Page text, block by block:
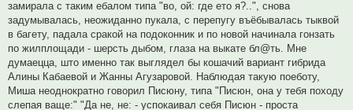
замирала с таким ебалом типа "во, ой: где ето я?..", снова
задумывалась, неожиданно пукала, с перепугу въёбывалась тыквой
в багету, падала сракой на подоконник и по новой начинала гонзать
по жилплощади - шерсть дыбом, глаза на выкате бл@ть. Мне
думаецца, што именно так выглядел бы кошачий вариант гибрида
Алины Кабаевой и Жанны Агузаровой. Наблюдая такую поеботу,
Миша неоднократно говорил Писюну, типа "Писюн, она у тебя походу
слепая ваще:" "Да не, не: - успокаивал себя Писюн - проста